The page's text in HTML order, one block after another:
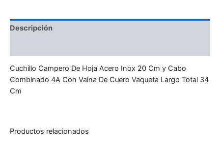
Descripción
Cuchillo Campero De Hoja Acero Inox 20 Cm y Cabo
Combinado 4A Con Vaina De Cuero Vaqueta Largo Total 34
Cm
Productos relacionados